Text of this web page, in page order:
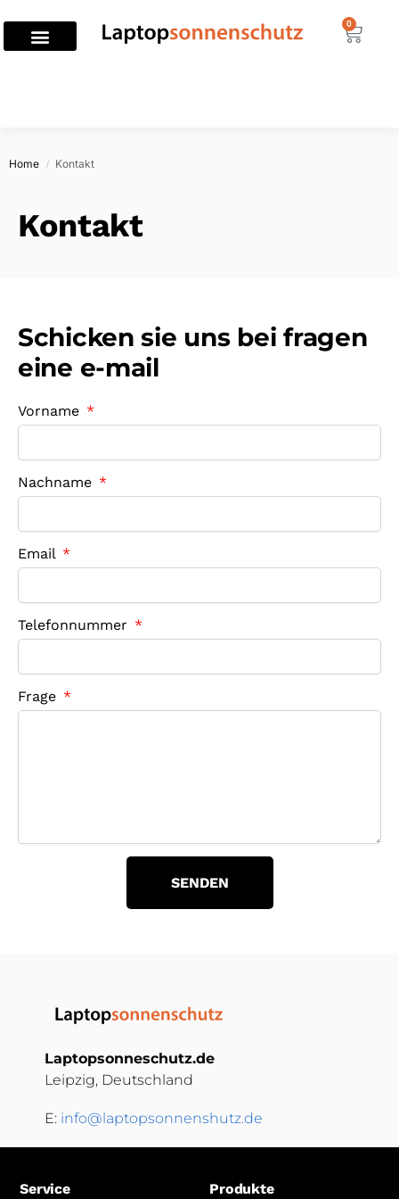
0
Home / Kontakt
Kontakt
Schicken sie uns bei fragen
eine e-mail
Vorname
Nachname
Email
Telefonnummer
Frage
SENDEN
Laptopsonneschutz.de
Leipzig, Deutschland
E: info@laptopsonnenshutz.de
Service Produkte